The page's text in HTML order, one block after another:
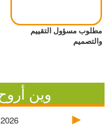
مطلوب مسؤول التقييم
والتصميم
وين
2026